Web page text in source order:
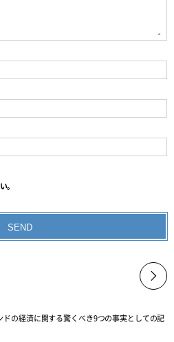
。
ドの経済に関する驚くべき9つの事実としての記